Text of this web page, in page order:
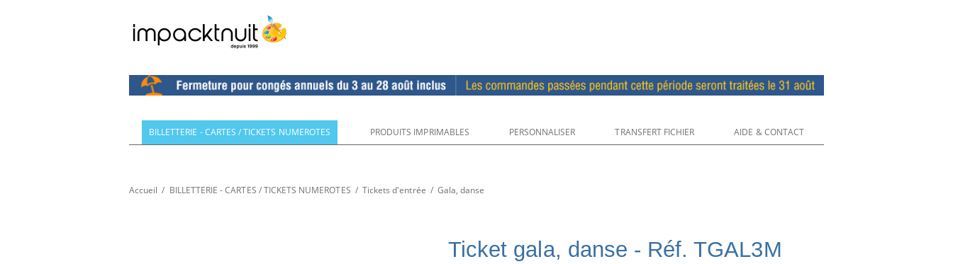
BILLETTERIE - CARTES / TICKETS NUMEROTES PRODUITS IMPRIMABLES PERSONNALISER TRANSFERT FICHIER AIDE & CONTACT
Accueil / BILLETTERIE - CARTES / TICKETS NUMEROTES / Tickets d'entrée / Gala, danse
Ticket gala, danse - Réf. TGAL3M